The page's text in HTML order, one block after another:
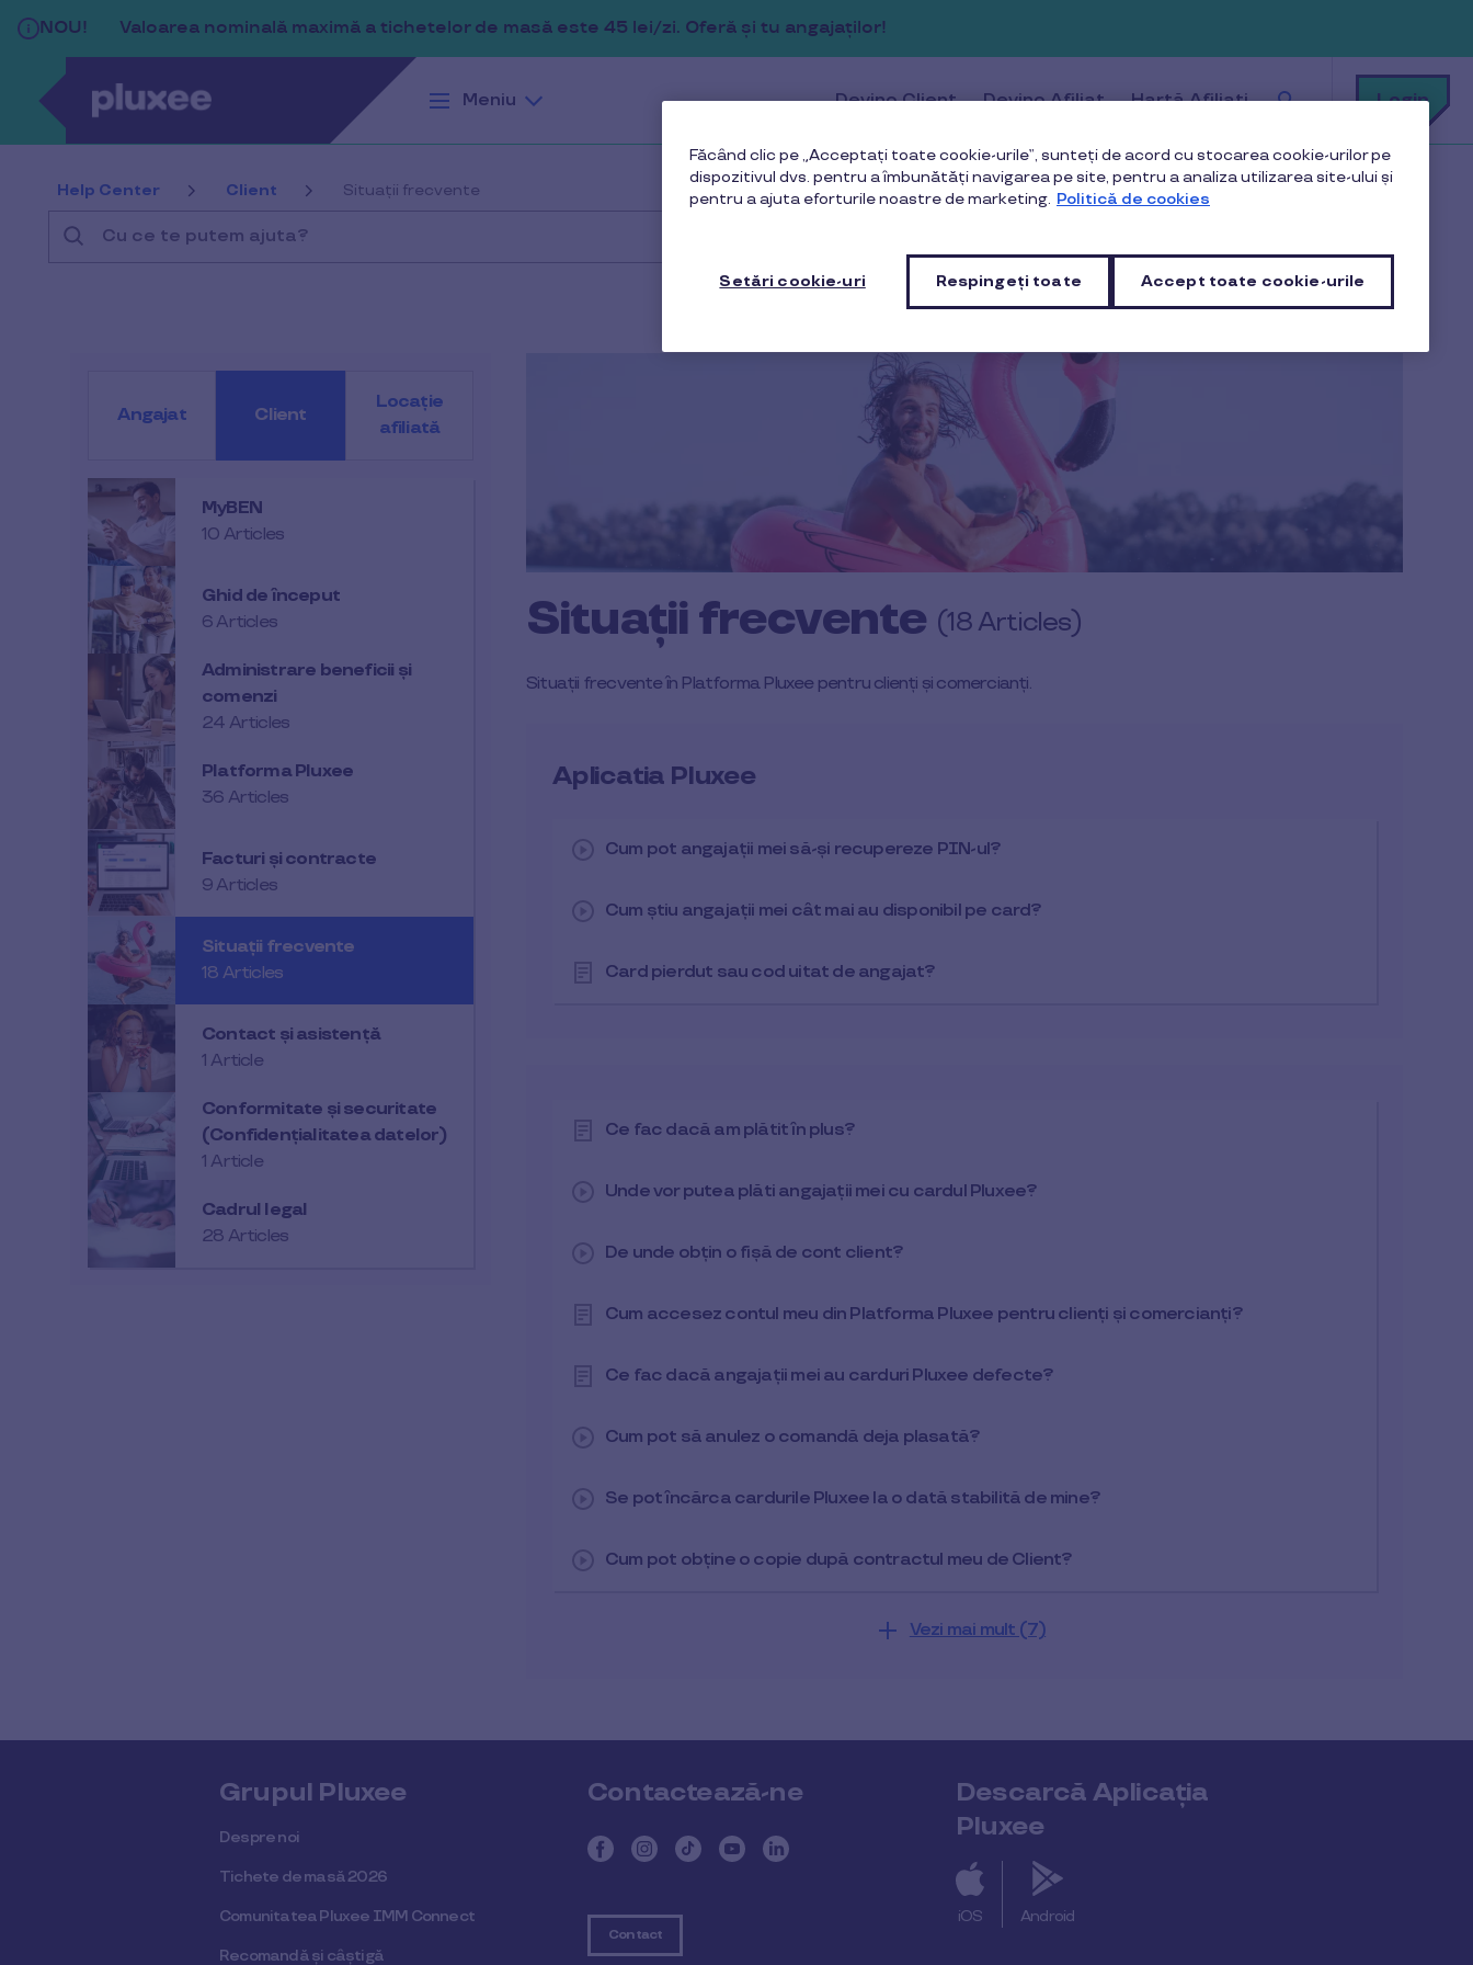
Sari la conținutul principal
Meniu Devino Client Devino Afiliat Hartă Afiliați
ce
ajuta?
Login
Help Center Client Situații frecvente
Angajat Client
Locație
afiliată
MyBEN
10 Articles
Ghid de început
6 Articles
Administrare beneficii și
comenzi
24 Articles
Platforma Pluxee
36 Articles
Facturi și contracte
9 Articles
Situații frecvente
18 Articles
Contact și asistență
1 Article
Conformitate și securitate
(Confidențialitatea datelor)
1 Article
Cadrul legal
28 Articles
Situații frecvente (18 Articles)
Situații frecvente în Platforma Pluxee pentru clienți și comercianți.
Aplicatia Pluxee
Cum pot angajații mei să-și recupereze PIN-ul?
Cum știu angajații mei cât mai au disponibil pe card?
Card pierdut sau cod uitat de angajat?
Ce fac dacă am plătit în plus?
Unde vor putea plăti angajații mei cu cardul Pluxee?
De unde obțin o fișă de cont client?
Cum accesez contul meu din Platforma Pluxee pentru clienți și comercianți?
Ce fac dacă angajații mei au carduri Pluxee defecte?
Cum pot să anulez o comandă deja plasată?
Se pot încărca cardurile Pluxee la o dată stabilită de mine?
Cum pot obține o copie după contractul meu de Client?
Vezi mai mult (7)
Grupul Pluxee
Despre noi
Tichete de masă 2026
Comunitatea Pluxee IMM Connect
Recomandă și câștigă
Contactează-ne
Contact
Descarcă Aplicația
Pluxee
iOS Android
NOU! Valoarea nominală maximă a tichetelor de masă este 45 lei/zi. Oferă și tu angajaților!
Făcând clic pe „Acceptați toate cookie-urile”, sunteți de acord cu stocarea cookie-urilor pe
dispozitivul dvs. pentru a îmbunătăți navigarea pe site, pentru a analiza utilizarea site-ului și
pentru a ajuta eforturile noastre de marketing. Politică de cookies
Setări cookie-uri Respingeți toate Accept toate cookie-urile